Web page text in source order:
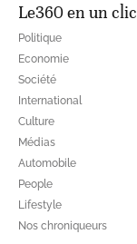
Le360 en un clic
Politique
Economie
Société
International
Culture
Médias
Automobile
People
Lifestyle
Nos chroniqueurs